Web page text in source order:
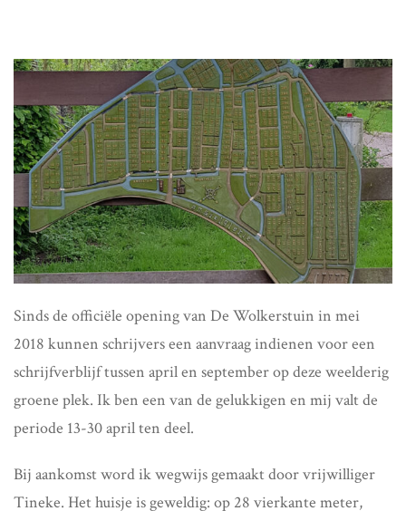
Sinds de officiële opening van De Wolkerstuin in mei
2018 kunnen schrijvers een aanvraag indienen voor een
schrijfverblijf tussen april en september op deze weelderig
groene plek. Ik ben een van de gelukkigen en mij valt de
periode 13-30 april ten deel.
Bij aankomst word ik wegwijs gemaakt door vrijwilliger
Tineke. Het huisje is geweldig: op 28 vierkante meter,